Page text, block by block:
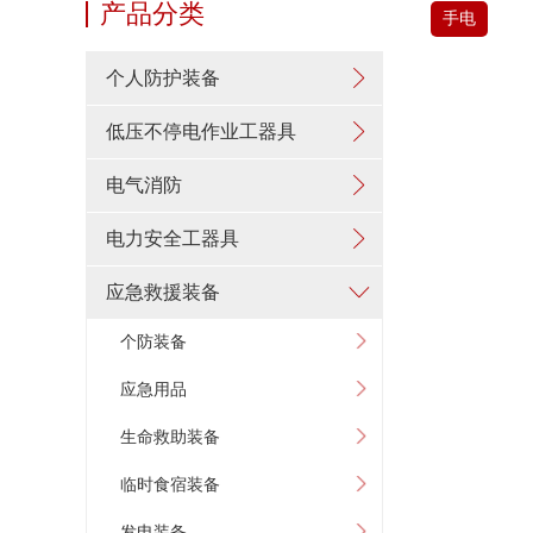
产品分类
个人防护装备
低压不停电作业工器具
电气消防
电力安全工器具
应急救援装备
个防装备
应急用品
生命救助装备
临时食宿装备
手电